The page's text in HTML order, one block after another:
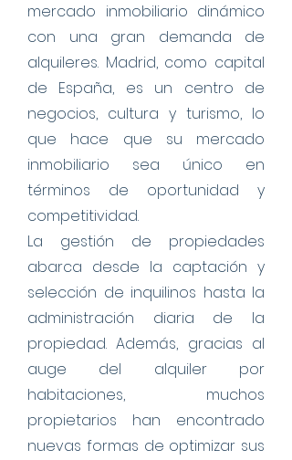
mercado inmobiliario dinámico
con una gran demanda de
alquileres. Madrid, como capital
de España, es un centro de
negocios, cultura y turismo, lo
que hace que su mercado
inmobiliario sea único en
términos de oportunidad y
competitividad.
La gestión de propiedades
abarca desde la captación y
selección de inquilinos hasta la
administración diaria de la
propiedad. Además, gracias al
auge del alquiler por
habitaciones, muchos
propietarios han encontrado
nuevas formas de optimizar sus